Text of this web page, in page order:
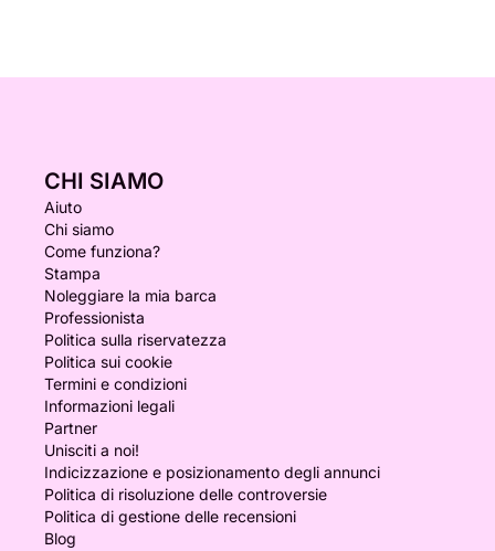
CHI SIAMO
Aiuto
Chi siamo
Come funziona?
Stampa
Noleggiare la mia barca
Professionista
Politica sulla riservatezza
Politica sui cookie
Termini e condizioni
Informazioni legali
Partner
Unisciti a noi!
Indicizzazione e posizionamento degli annunci
Politica di risoluzione delle controversie
Politica di gestione delle recensioni
Blog